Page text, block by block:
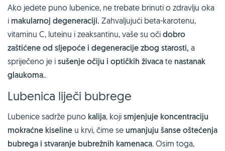
Ako jedete puno lubenice, ne trebate brinuti o zdravlju oka
i makularnoj degeneraciji. Zahvaljujući beta-karotenu,
vitaminu C, luteinu i zeaksantinu, vaše su oči dobro
zaštićene od sljepoće i degeneracije zbog starosti, a
spriječeno je i sušenje očiju i optičkih živaca te nastanak
glaukoma..
Lubenica liječi bubrege
Lubenice sadrže puno kalija, koji smjenjuje koncentraciju
mokraćne kiseline u krvi, čime se umanjuju šanse oštećenja
bubrega i stvaranje bubrežnih kamenaca. Osim toga,